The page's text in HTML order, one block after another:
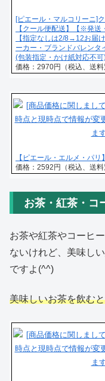
[ピエール・マルコリーニ]
【クール便配送】【※発送
【指定なしは2/8→12お届
ーカー・ブランドバレンタ
(包装指定・かけ紙対応不可)
価格：2970円（税込、送
【ピエール・エルメ・パ
価格：2592円（税込、送
お茶・紅茶・コ
お茶や紅茶やコーヒ
ないけれど、美味し
ですよ(^^)
美味しいお茶を飲む